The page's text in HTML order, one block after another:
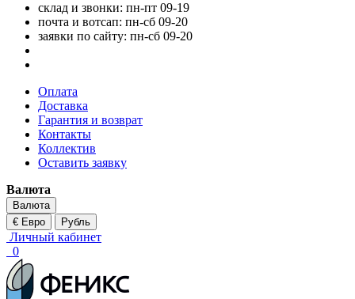
склад и звонки: пн-пт 09-19
почта и вотсап: пн-сб 09-20
заявки по сайту: пн-сб 09-20
Оплата
Доставка
Гарантия и возврат
Контакты
Коллектив
Оставить заявку
Валюта
Валюта
€ Евро
Рубль
Личный кабинет
0